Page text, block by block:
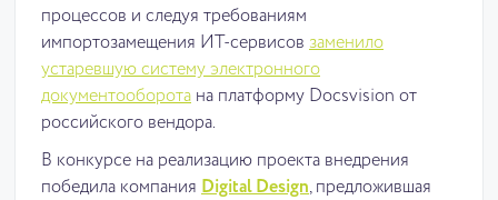
процессов и следуя требованиям
импортозамещения ИТ-сервисов заменило
устаревшую систему электронного
документооборота на платформу Docsvision от
российского вендора.
В конкурсе на реализацию проекта внедрения
победила компания Digital Design, предложившая